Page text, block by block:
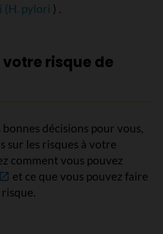
(H. pylori ) .
risque de
décisions pour vous,
sur les risques à votre
comment vous pouvez
et ce que vous pouvez faire